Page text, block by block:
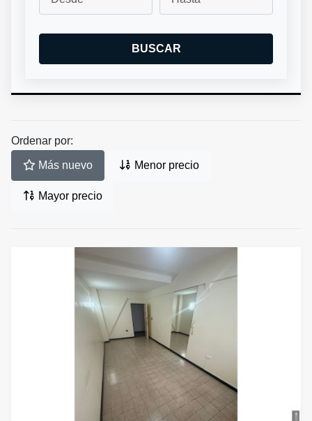
BUSCAR
Ordenar por:
Más nuevo Menor precio
Mayor precio